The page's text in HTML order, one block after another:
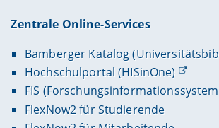
Zentrale Online-Services
Bamberger Katalog
Hochschulportal (HISinOne)
FIS
FlexNow2 für Studierende